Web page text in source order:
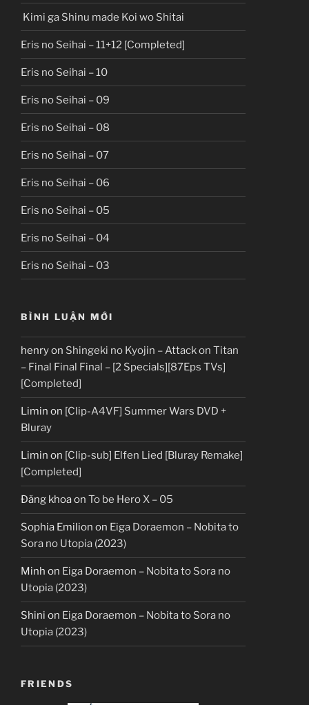
Kimi ga Shinu made Koi wo Shitai
Eris no Seihai – 11+12 [Completed]
Eris no Seihai – 10
Eris no Seihai – 09
Eris no Seihai – 08
Eris no Seihai – 07
Eris no Seihai – 06
Eris no Seihai – 05
Eris no Seihai – 04
Eris no Seihai – 03
BÌNH LUẬN MỚI
henryon Shingeki no Kyojin – Attack on Titan
– Final Final Final – [2 Specials][87Eps TVs]
[Completed]
Limin on [Clip-A4VF] Summer Wars DVD +
Bluray
Limin on [Clip-sub] Elfen Lied [Bluray Remake]
[Completed]
Đăng khoaon To be Hero X – 05
Sophia Emilion on Eiga Doraemon – Nobita to
Sora no Utopia (2023)
Minh on Eiga Doraemon – Nobita to Sora no
Utopia (2023)
Shini on Eiga Doraemon – Nobita to Sora no
Utopia (2023)
FRIENDS